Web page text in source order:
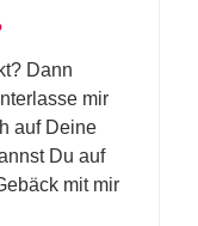
Dann
mir
auf Deine
Du auf
mit mir